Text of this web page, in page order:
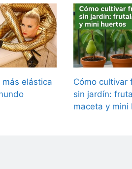
elástica
Cómo cultivar
sin jardín:
maceta y mini